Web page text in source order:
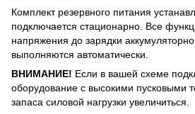
Комплект резервного питания
подключается стационарно. Все
напряжения до зарядки
выполняются автоматически.
ВНИМАНИЕ! Если в вашей схеме
оборудование с высокими пусковыми
запаса силовой нагрузки увеличиться.